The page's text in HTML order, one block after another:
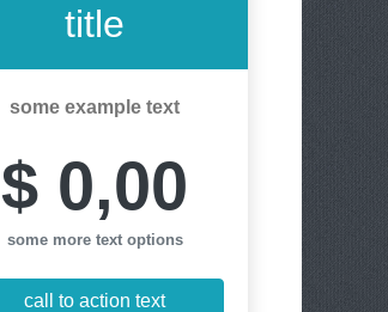
title
some example text
$ 0,00
some more text options
call to action text